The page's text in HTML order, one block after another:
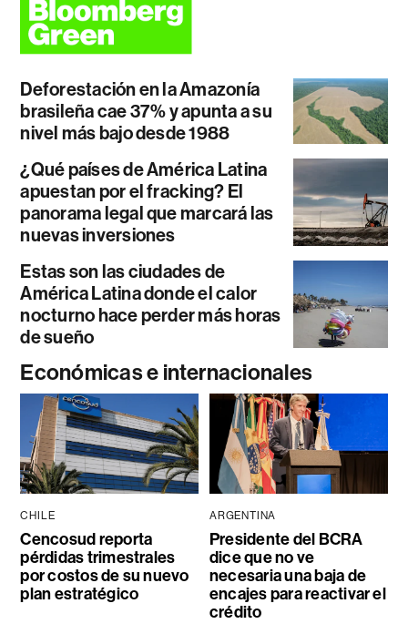
Deforestación en la Amazonía
brasileña cae 37% y apunta a su
nivel más bajo desde 1988
¿Qué países de América Latina
apuestan por el fracking? El
panorama legal que marcará las
nuevas inversiones
Estas son las ciudades de
América Latina donde el calor
nocturno hace perder más horas
de sueño
Económicas e internacionales
CHILE
Cencosud reporta
pérdidas trimestrales
por costos de su nuevo
plan estratégico
ARGENTINA
Presidente del BCRA
dice que no ve
necesaria una baja de
encajes para reactivar el
crédito